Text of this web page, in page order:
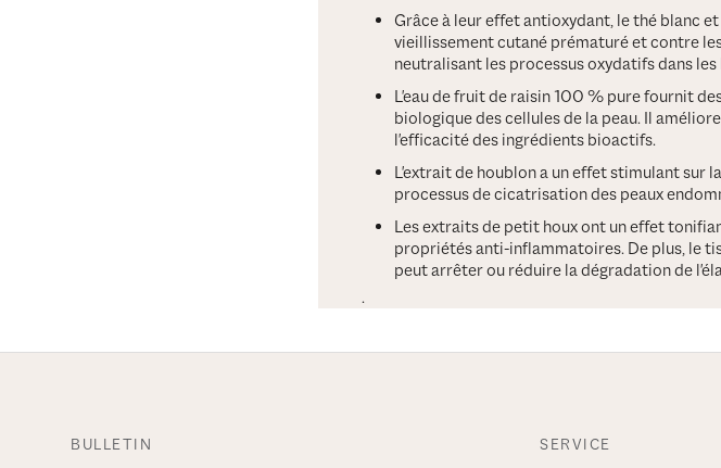
Grâce à leur effet antioxydant, le thé blanc
vieillissement cutané prématuré et contre
neutralisant les processus oxydatifs dans
L'eau de fruit de raisin 100 % pure fournit
biologique des cellules de la peau. Il
l'efficacité des ingrédients bioactifs.
L'extrait de houblon a un effet stimulant sur
processus de cicatrisation des peaux
Les extraits de petit houx ont un effet
propriétés anti-inflammatoires. De plus, le
peut arrêter ou réduire la dégradation de
.
BULLETIN SERVICE